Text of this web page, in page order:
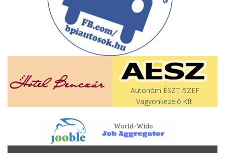
Autonóm ÉSZT-SZEF
Vagyonkezelő Kft.